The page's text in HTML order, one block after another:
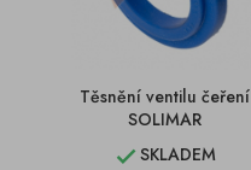
Těsnění ventilu čeření
SOLIMAR
SKLADEM